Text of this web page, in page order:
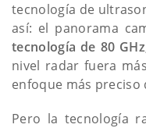
tecnología de
así: el panorama
tecnología de 80 GHz
nivel radar fuera
enfoque más preciso
Pero la tecnología